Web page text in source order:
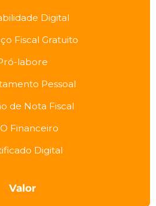
Digital
Fiscal Gratuito
labore
Pessoal
de Nota Fiscal
Financeiro
Digital
Valor